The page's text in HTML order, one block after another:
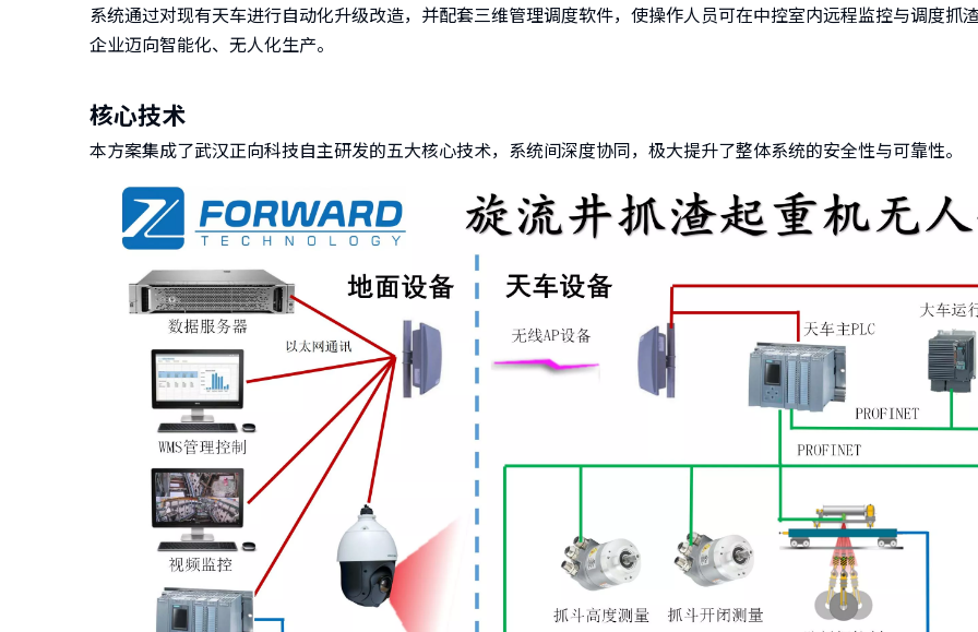
系统通过对现有天车进行自动化升级改造，并配套三维管理调度软件，使操作人员可在中控室内远程监控与调度抓
企业迈向智能化、无人化生产。
核心技术
本方案集成了武汉正向科技自主研发的五大核心技术，系统间深度协同，极大提升了整体系统的安全性与可靠性。